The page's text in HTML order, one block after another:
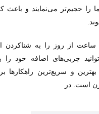
را حجیم‌تر می‌نمایند و
ساعت از روز را به شناکردن
چربی‌های اضافه خود را
و سریع‌ترین راهکارها
است. در